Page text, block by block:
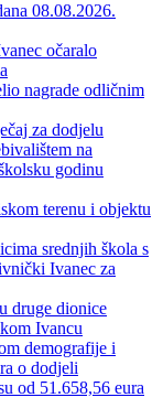
08.08.2026.
očaralo
nagrade odličnim
za dodjelu
na
godinu
terenu i objektu
srednjih škola s
Ivanec za
druge dionice
Ivancu
demografije i
o dodjeli
od 51.658,56 eura